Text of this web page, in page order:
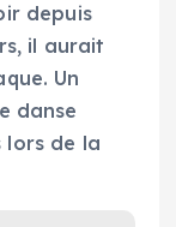
depuis
il aurait
Un
danse
lors de la